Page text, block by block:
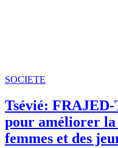
SOCIETE
Tsévié:
pour améliorer la
femmes et des